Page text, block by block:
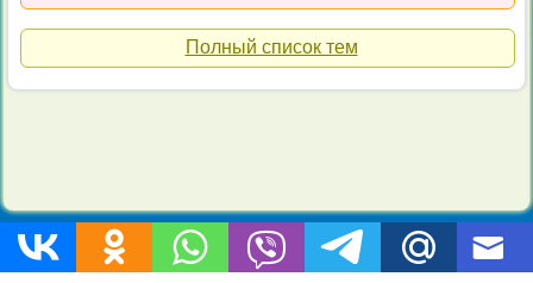
Полный список тем
Топ 200 Все фильмы Советские Российские Все темы